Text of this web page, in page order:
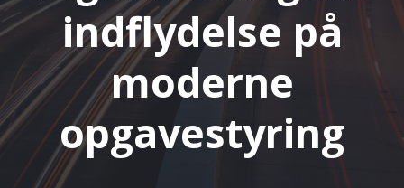
indflydelse på
moderne
opgavestyring